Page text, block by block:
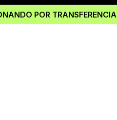
POR TRANSFERENCIA